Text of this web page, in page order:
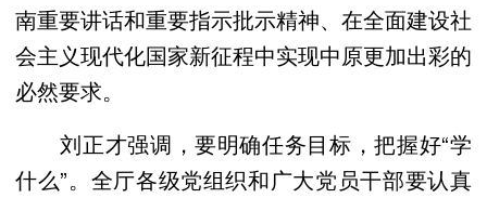
南重要讲话和重要指示批示精神、在全面建设社
会主义现代化国家新征程中实现中原更加出彩的
必然要求。
刘正才强调，要明确任务目标，把握好“学
什么”。全厅各级党组织和广大党员干部要认真